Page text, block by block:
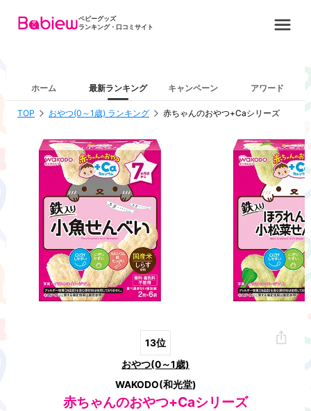
ベビーグッズ
ランキング・口コミサイト
ホーム 最新ランキング キャンペーン アワード
TOP おやつ(0～1歳) ランキング 赤ちゃんのおやつ+Caシリーズ
13位
おやつ(0～1歳)
WAKODO(和光堂)
赤ちゃんのおやつ+Caシリーズ